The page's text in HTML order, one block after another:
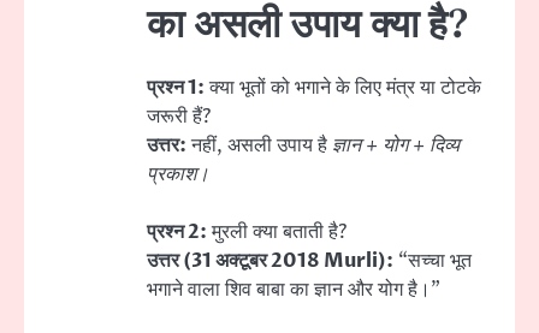
का असली उपाय क्या है?
प्रश्न 1:क्या भूतों को भगाने के लिए मंत्र या टोटके
जरूरी हैं?
उत्तर:नहीं, असली उपाय है ज्ञान + योग + दिव्य
प्रकाश।
प्रश्न 2:मुरली क्या बताती है?
उत्तर (31 अक्टूबर 2018 Murli): “सच्चा भूत
भगाने वाला शिव बाबा का ज्ञान और योग है।”